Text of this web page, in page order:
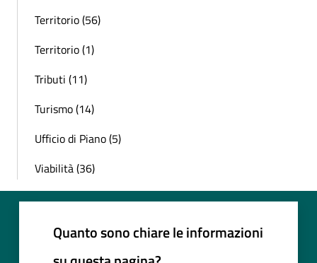
Territorio (56)
Territorio (1)
Tributi (11)
Turismo (14)
Ufficio di Piano (5)
Viabilità (36)
Quanto sono chiare le informazioni